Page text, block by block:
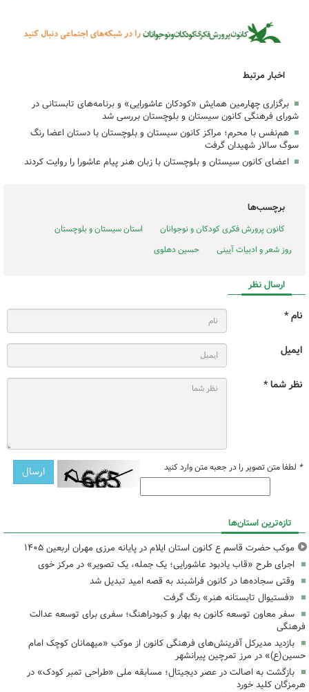
اخبار مرتبط
برگزاری چهارمین همایش «کودکان عاشورایی» و برنامه‌های تابستانی در
شورای فرهنگی کانون سیستان و بلوچستان بررسی شد
هم‌نفس با محرم؛ مراکز کانون سیستان و بلوچستان با دستان اعضا رنگ
سوگ سالار شهیدان گرفت
اعضای کانون سیستان و بلوچستان با زبان هنر پیام عاشورا را روایت کردند
برچسب‌ها
کانون پرورش فکری کودکان و نوجوانان
استان سیستان و بلوچستان
روز شعر و ادبیات آیینی
حسین دهلوی
ارسال نظر
نام *
ایمیل
نظر شما *
* لطفا متن تصویر را در جعبه متن وارد کنید
تازه‌ترین استان‌ها
موکب حضرت قاسم ع کانون استان ایلام در پایانه مرزی مهران اربعین ۱۴۰۵
اجرای طرح «قاب یادبود عاشورایی؛ یک جمله، یک تصویر» در مرکز خوی
وقتی سجاده‌ها در کانون فراشبند به قصه امید تبدیل شد
«فستیوال تابستانه هنر» رنگ گرفت
سفر معاون توسعه کانون به بهار و کبودراهنگ؛ سفری برای توسعه عدالت
فرهنگی
بازدید مدیرکل آفرینش‌های فرهنگی کانون از موکب «میهمانان کوچک امام
حسین(ع)» در مرز تمرچین پیرانشهر
بازگشت به اصالت در عصر دیجیتال؛ مسابقه ملی «طراحی تمبر کودک» در
هرمزگان کلید خورد